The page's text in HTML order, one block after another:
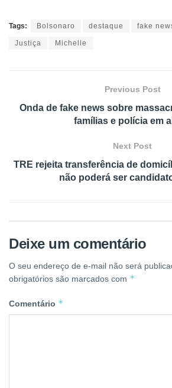
Tags: Bolsonaro destaque fake
Justiça Michelle
Previous Post
Onda de fake news sobre
famílias e polícia em
Next Post
TRE rejeita transferência de
não poderá ser
Deixe um comentário
O seu endereço de e-mail não será
obrigatórios são marcados com *
Comentário *